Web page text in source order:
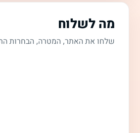
מה לשלוח
שלחו את האתר, המטרה, הבחרות